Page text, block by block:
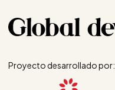
Proyecto desarrollado por: